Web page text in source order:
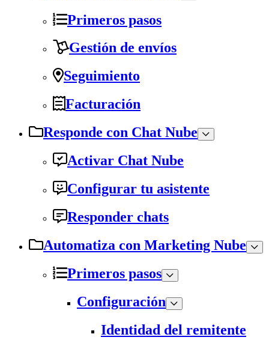
Primeros pasos
Gestión de envíos
Seguimiento
Facturación
Responde con Chat Nube
Activar Chat Nube
Configurar tu asistente
Responder chats
Automatiza con Marketing Nube
Primeros pasos
Configuración
Identidad del remitente